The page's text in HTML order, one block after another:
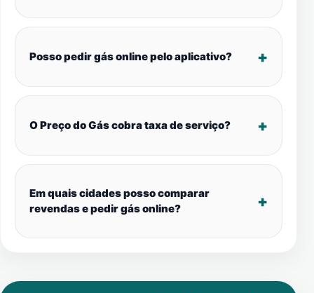
Posso pedir gás online pelo aplicativo?
O Preço do Gás cobra taxa de serviço?
Em quais cidades posso comparar
revendas e pedir gás online?